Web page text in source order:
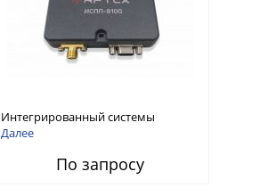
Интегрированный системы
защиты от ГНСС-помех RFТех
Далее
По запросу